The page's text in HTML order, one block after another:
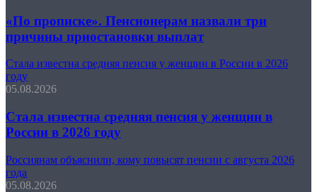
«По прописке». Пенсионерам назвали три
причины приостановки выплат
Стала известна средняя пенсия у женщин в России в 2026
году
05.08.2026
Стала известна средняя пенсия у женщин в
России в 2026 году
Россиянам объяснили, кому повысят пенсии с августа 2026
года
05.08.2026